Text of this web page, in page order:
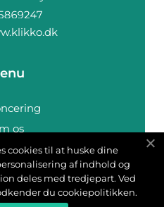
os
os
cookies til at huske dine
af indhold og
deles med tredjepart. Ved
du cookiepolitikken.